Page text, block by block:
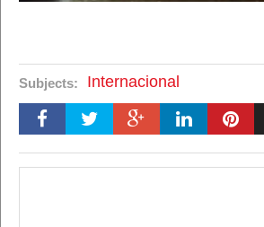
Subjects: Internacional